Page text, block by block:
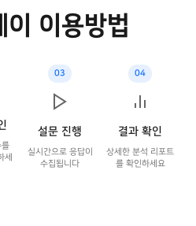
이 이용방법
를
세
03
설문 진행
실시간으로 응답이
수집됩니다
04
결과 확인
상세한 분석 리포트
를 확인하세요